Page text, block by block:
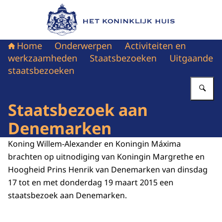
Naar de homepage van Het Koninklijk Huis
Home Onderwerpen
Activiteiten en
werkzaamheden
Staatsbezoeken
Uitgaande
staatsbezoeken
Staatsbezoek aan
Denemarken
Koning Willem-Alexander en Koningin Máxima
brachten op uitnodiging van Koningin Margrethe en
Hoogheid Prins Henrik van Denemarken van dinsdag
17 tot en met donderdag 19 maart 2015 een
staatsbezoek aan Denemarken.